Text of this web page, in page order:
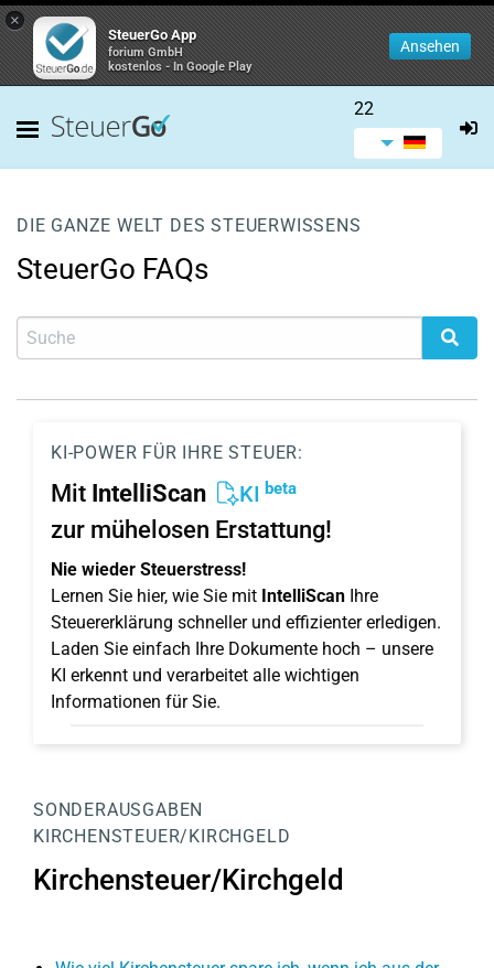
×
SteuerGo App
forium GmbH
kostenlos - In Google Play
Ansehen
22
DIE GANZE WELT DES STEUERWISSENS
SteuerGo FAQs
KI-POWER FÜR IHRE STEUER:
Mit IntelliScan KI beta
zur mühelosen Erstattung!
Nie wieder Steuerstress!
Lernen Sie hier, wie Sie mit IntelliScan Ihre
Steuererklärung schneller und effizienter erledigen.
Laden Sie einfach Ihre Dokumente hoch – unsere
KI erkennt und verarbeitet alle wichtigen
Informationen für Sie.
SONDERAUSGABEN
KIRCHENSTEUER/KIRCHGELD
Kirchensteuer/Kirchgeld